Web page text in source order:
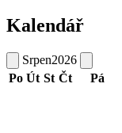
Kalendář
Srpen2026
Po Út St Čt Pá